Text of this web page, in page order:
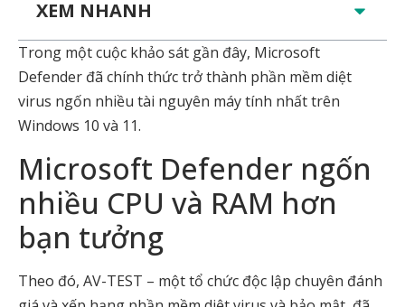
XEM NHANH
Trong một cuộc khảo sát gần đây, Microsoft
Defender đã chính thức trở thành phần mềm diệt
virus ngốn nhiều tài nguyên máy tính nhất trên
Windows 10 và 11.
Microsoft Defender ngốn
nhiều CPU và RAM hơn
bạn tưởng
Theo đó, AV-TEST – một tổ chức độc lập chuyên đánh